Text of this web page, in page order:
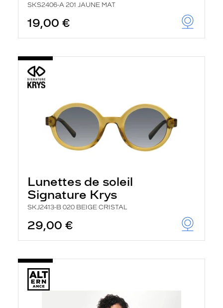
SKS2406-A 201 JAUNE MAT
19,00 €
Lunettes de soleil
Signature Krys
SKJ2413-B 020 BEIGE CRISTAL
29,00 €